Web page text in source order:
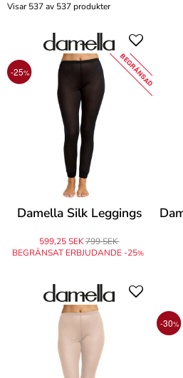
Visar 537 av 537 produkter
-25% BEGRÄNSAD
Damella Silk Leggings
599,25 SEK799 SEK
BEGRÄNSAT ERBJUDANDE -25%
-30%